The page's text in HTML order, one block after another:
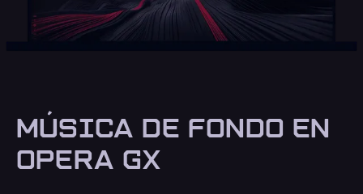
MÚSICA DE FONDO EN
OPERA GX